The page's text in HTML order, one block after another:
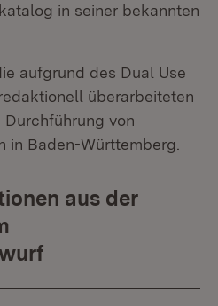
in seiner bekannten
aufgrund des Dual Use
überarbeiteten
von
in Baden-Württemberg.
aus der